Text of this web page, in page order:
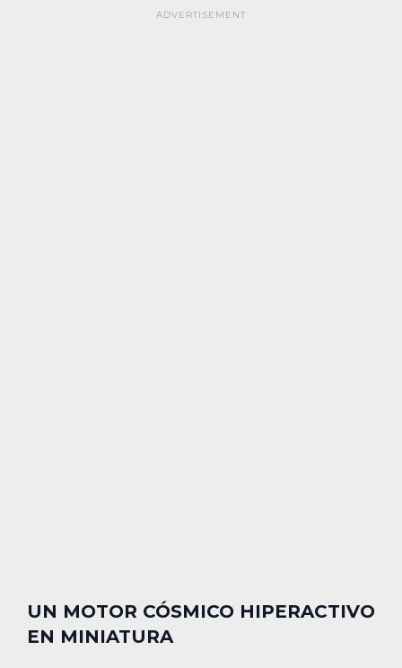
UN MOTOR CÓSMICO HIPERACTIVO
EN MINIATURA